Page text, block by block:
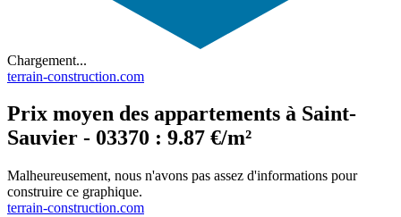
Chargement...
terrain-construction.com
Prix moyen des appartements à Saint-
Sauvier - 03370 : 9.87 €/m²
Malheureusement, nous n'avons pas assez d'informations pour
construire ce graphique.
terrain-construction.com